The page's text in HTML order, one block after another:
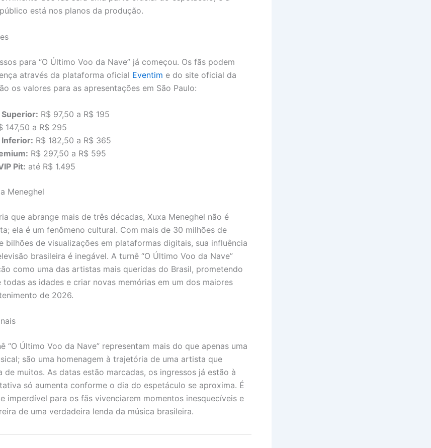
está nos planos da produção.
para “O Último Voo da Nave” já começou. Os fãs podem
através da plataforma oficial Eventim e do site oficial da
os valores para as apresentações em São Paulo:
R$ 97,50 a R$ 195
147,50 a R$ 295
Inferior: R$ 182,50 a R$ 365
R$ 297,50 a R$ 595
Pit: até R$ 1.495
Meneghel
que abrange mais de três décadas, Xuxa Meneghel não é
ela é um fenômeno cultural. Com mais de 30 milhões de
bilhões de visualizações em plataformas digitais, sua influência
brasileira é inegável. A turnê “O Último Voo da Nave”
como uma das artistas mais queridas do Brasil, prometendo
todas as idades e criar novas memórias em um dos maiores
de 2026.
“O Último Voo da Nave” representam mais do que apenas uma
são uma homenagem à trajetória de uma artista que
de muitos. As datas estão marcadas, os ingressos já estão à
só aumenta conforme o dia do espetáculo se aproxima. É
imperdível para os fãs vivenciarem momentos inesquecíveis e
de uma verdadeira lenda da música brasileira.